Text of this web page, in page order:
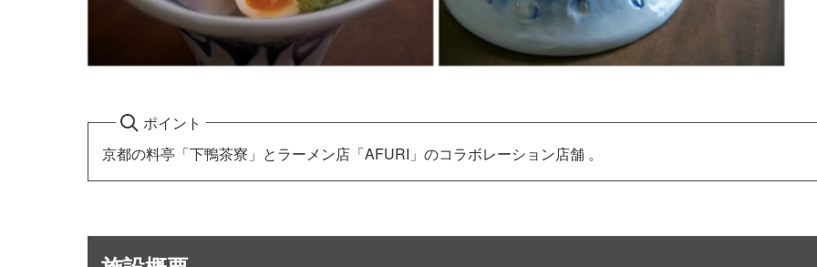
ポイント
京都の料亭「下鴨茶寮」とラーメン店「AFURI」のコラボレーション店舗 。